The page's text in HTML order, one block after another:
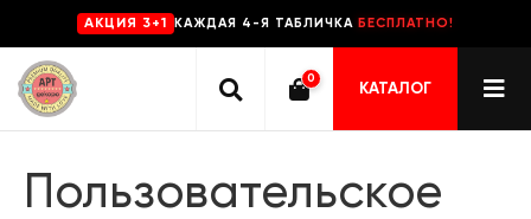
AKЦИЯ 3+1 КАЖДАЯ 4-Я ТАБЛИЧКА БЕСПЛАТНО!
0
КАТАЛОГ
Пользовательское